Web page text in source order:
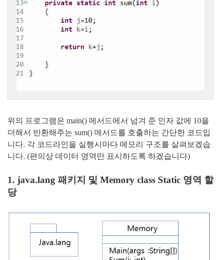
위의 프로그램은 main() 메서드에서 넘겨 준 인자 값에 10을
더해서 반환해주는 sum() 메서드를 호출하는 간단한 코드입
니다. 각 코드라인을 실행시마다 메모리 구조를 살펴보겠습
니다. (편의상 데이터 영역만 표시하도록 하겠습니다)
1. java.lang 패키지 및 Memory class Static 영역 할
당